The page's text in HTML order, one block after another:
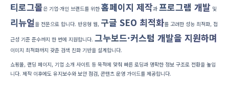
티로그몰은 기업·개인 브랜드를 위한 홈페이지 제작과 프로그램 개발 및
리뉴얼 을 전문으로 합니다. 반응형 웹, 구글 SEO 최적화를 고려한 성능 최적화, 접
근성 기준 준수까지 한 번에 지원합니다. 그누보드·커스텀 개발을 지원하며
이미지 최적화까지 갖춘 검색 친화 기반을 설계합니다.
쇼핑몰, 랜딩 페이지, 기업 소개 사이트 등 목적에 맞춰 빠른 로딩과 명확한 정보 구조로 전환을 높입
니다. 제작 이후에도 유지보수와 보안 점검, 콘텐츠 운영 가이드를 제공합니다.